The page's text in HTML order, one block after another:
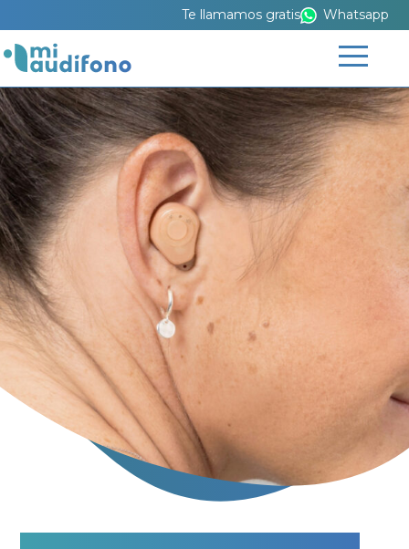
Te llamamos gratis Whatsapp